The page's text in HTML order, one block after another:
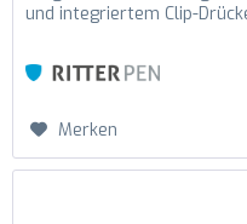
und integriertem Clip-
Merken